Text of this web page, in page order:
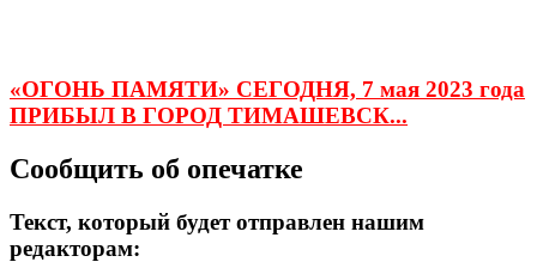
«ОГОНЬ ПАМЯТИ» СЕГОДНЯ, 7 мая 2023 года
ПРИБЫЛ В ГОРОД ТИМАШЕВСК...
Сообщить об опечатке
Текст, который будет отправлен нашим
редакторам: